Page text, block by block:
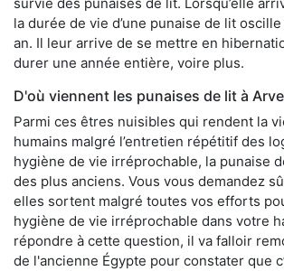
la durée de vie d’une punaise de lit
an. Il leur arrive de se mettre en
durer une année entière, voire plus.
D'où viennent les punaises de lit à
Parmi ces êtres nuisibles qui rendent la
humains malgré l’entretien répétitif des
hygiène de vie irréprochable, la punaise
des plus anciens. Vous vous demandez
elles sortent malgré toutes vos efforts
hygiène de vie irréprochable dans votre
répondre à cette question, il va falloir
de l'ancienne Égypte pour constater que